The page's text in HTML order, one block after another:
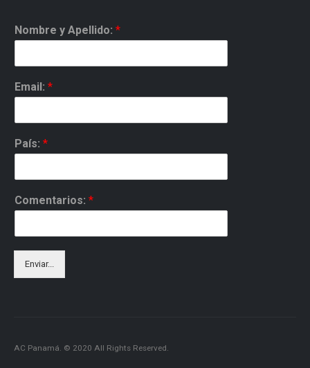
Nombre y Apellido: *
Email: *
País: *
Comentarios: *
Enviar...
AC Panamá. © 2020 All Rights Reserved.